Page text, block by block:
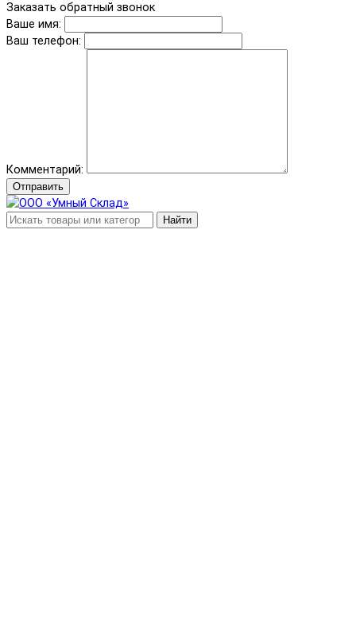
Заказать обратный звонок
Ваше имя:
Ваш телефон:
Комментарий:
Отправить
Найти